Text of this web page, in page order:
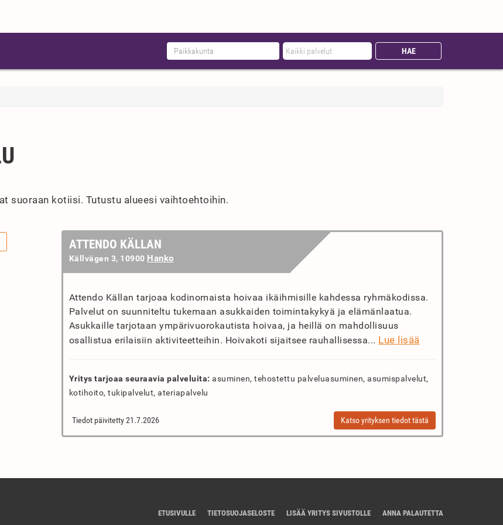
suoraan kotiisi. Tutustu alueesi vaihtoehtoihin.
ATTENDO KÄLLAN
Källvägen 3, 10900 Hanko
Attendo Källan tarjoaa kodinomaista hoivaa ikäihmisille kahdessa ryhmäkodissa.
Palvelut on suunniteltu tukemaan asukkaiden toimintakykyä ja elämänlaatua.
Asukkaille tarjotaan ympärivuorokautista hoivaa, ja heillä on mahdollisuus
osallistua erilaisiin aktiviteetteihin. Hoivakoti sijaitsee rauhallisessa... Lue lisää
Yritys tarjoaa seuraavia palveluita: asuminen, tehostettu palveluasuminen, asumispalvelut,
kotihoito, tukipalvelut, ateriapalvelu
Tiedot päivitetty 21.7.2026 Katso yrityksen tiedot tästä
ETUSIVULLE TIETOSUOJASELOSTE LISÄÄ YRITYS SIVUSTOLLE ANNA PALAUTETTA